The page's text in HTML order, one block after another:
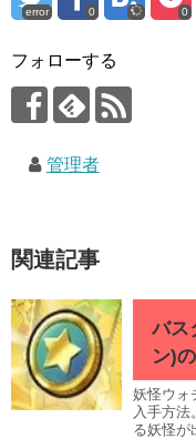
error 0 0
フォローする
管理者
関連記事
バス
ン)
妖怪ウォ
入手方
る妖怪が